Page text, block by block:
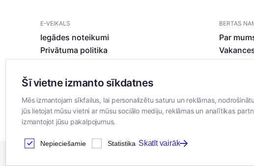
E-VEIKALS
Iegādes noteikumi
Privātuma politika
BERTAS
Par
Šī vietne izmanto sīkdatnes
Mēs izmantojam sīkfailus, lai personalizētu saturu un reklāmas,
jūs lietojat mūsu vietni ar mūsu sociālo mediju, reklāmas un analītikas
izmantojot jūsu pakalpojumus.
Nepieciešamie Statistika Skatīt vairāk